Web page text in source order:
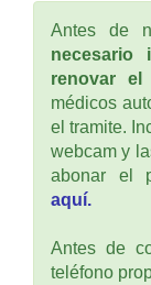
Antes de
renovar
médicos
el tramite.
webcam y
abonar el
aquí.
Antes de
teléfono